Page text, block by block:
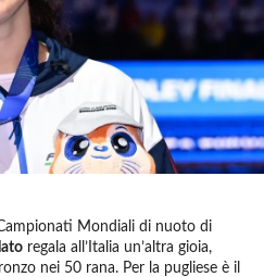
Mondiali di nuoto di
regala all’Italia un’altra gioia,
nei 50 rana. Per la pugliese è il